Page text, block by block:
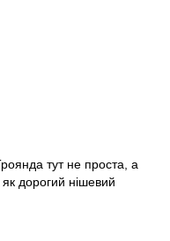
тут не проста, а
дорогий нішевий